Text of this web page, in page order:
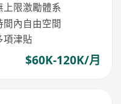
限激勵體系
內自由空間
項津貼
$60K-120K/月